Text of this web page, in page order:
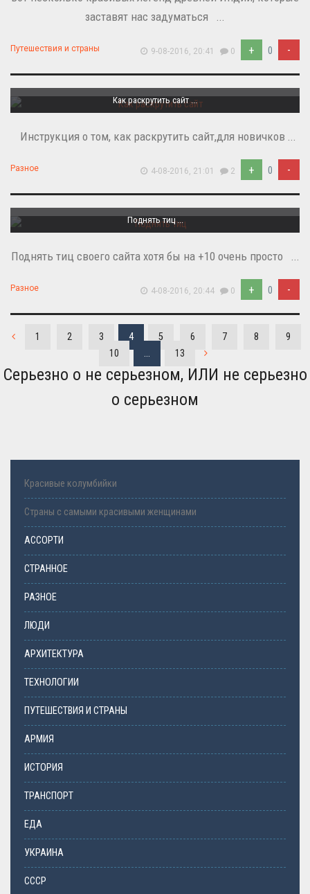
заставят нас задуматься ...
Путешествия и страны 9-08-2016, 20:41 0 + 0 -
Как раскрутить сайт ...
Инструкция о том, как раскрутить сайт,для новичков ...
Разное 4-08-2016, 21:01 2 + 0 -
Поднять тиц ...
Поднять тиц своего сайта хотя бы на +10 очень просто ...
Разное 4-08-2016, 20:44 0 + 0 -
1 2 3 4 5 6 7 8
9
10
... 13
Серьезно о не серьезном, ИЛИ не серьезно
о серьезном
Красивые колумбийки
Страны с самыми красивыми женщинами
АССОРТИ
СТРАННОЕ
РАЗНОЕ
ЛЮДИ
АРХИТЕКТУРА
ТЕХНОЛОГИИ
ПУТЕШЕСТВИЯ И СТРАНЫ
АРМИЯ
ИСТОРИЯ
ТРАНСПОРТ
ЕДА
УКРАИНА
СССР